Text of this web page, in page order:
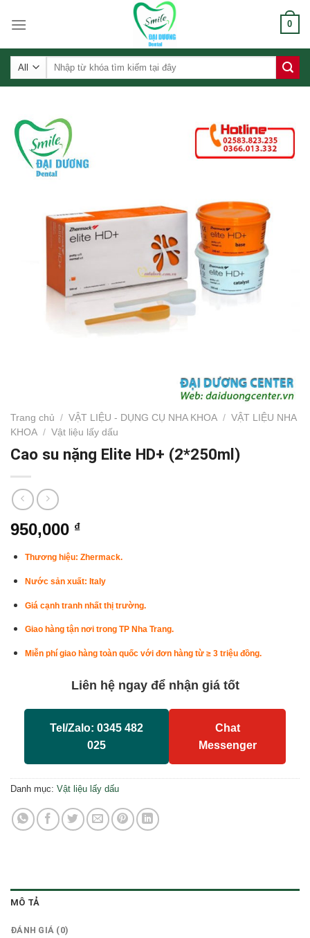
0
Tìm
kiếm:
Trang chủ / VẬT LIỆU - DỤNG CỤ NHA KHOA / VẬT LIỆU NHA
KHOA / Vật liệu lấy dấu
Cao su nặng Elite HD+ (2*250ml)
950,000 ₫
Thương hiệu: Zhermack.
Nước sản xuất: Italy
Giá cạnh tranh nhất thị trường.
Giao hàng tận nơi trong TP Nha Trang.
Miễn phí giao hàng toàn quốc với đơn hàng từ ≥ 3 triệu đồng.
Liên hệ ngay để nhận giá tốt
Tel/Zalo: 0345 482
025
Chat
Messenger
Danh mục: Vật liệu lấy dấu
MÔ TẢ
ĐÁNH GIÁ (0)